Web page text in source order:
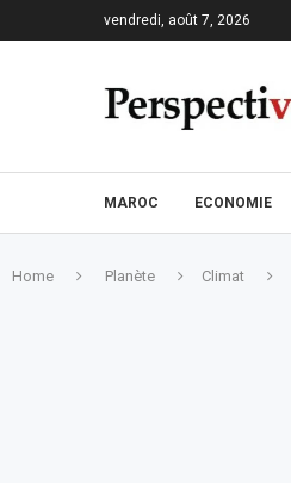
vendredi, août 7, 2026
MAROC ECONOMIE
Home Planète Climat